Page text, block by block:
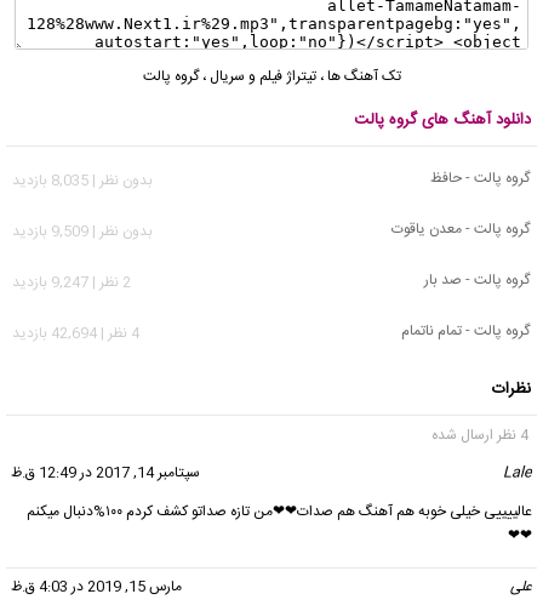
تک آهنگ ها،تیتراژ فیلم و سریال ،گروه پالت
دانلود آهنگ های گروه پالت
گروه پالت - حافظ
بدون نظر | 8,035 بازدید
گروه پالت - معدن یاقوت
بدون نظر | 9,509 بازدید
گروه پالت - صد بار
2 نظر | 9,247 بازدید
گروه پالت - تمام ناتمام
4 نظر | 42,694 بازدید
نظرات
4 نظر ارسال شده
Lale
سپتامبر 14, 2017 در 12:49 ق.ظ
عالییییی خیلی خوبه هم آهنگ هم صدات❤❤من تازه صداتو کشف کردم ۱۰۰%دنبال میکنم
❤❤
علی
مارس 15, 2019 در 4:03 ق.ظ